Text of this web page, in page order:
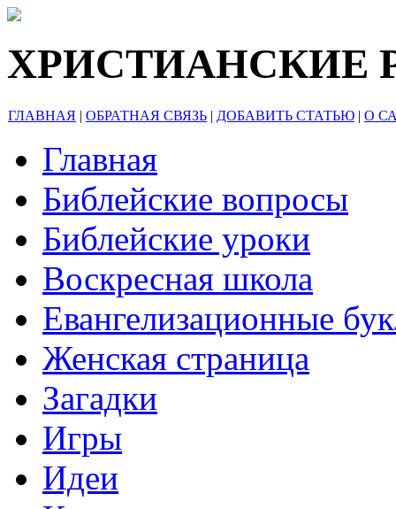
ХРИСТИАНСКИЕ
ГЛАВНАЯ | ОБРАТНАЯ СВЯЗЬ | ДОБАВИТЬ СТАТЬЮ | О
Главная
Библейские вопросы
Библейские уроки
Воскресная школа
Евангелизационные
Женская страница
Загадки
Игры
Идеи